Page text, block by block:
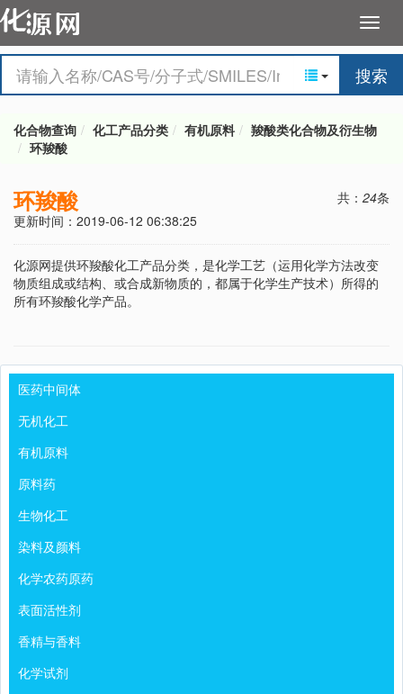
搜索
化合物查询 化工产品分类 有机原料
羧酸类化合物及衍生物
环羧酸
环羧酸 共： 24条
更新时间：2019-06-12 06:38:25
化源网提供环羧酸化工产品分类，是化学工艺（运用化学方法改变
物质组成或结构、或合成新物质的，都属于化学生产技术）所得的
所有环羧酸化学产品。
医药中间体
无机化工
有机原料
原料药
生物化工
染料及颜料
化学农药原药
表面活性剂
香精与香料
化学试剂